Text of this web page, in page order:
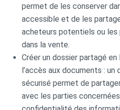
permet de les conserver
accessible et de les
acheteurs potentiels ou les
dans la vente.
Créer un dossier partagé
l’accès aux documents : un
sécurisé permet de
avec les parties